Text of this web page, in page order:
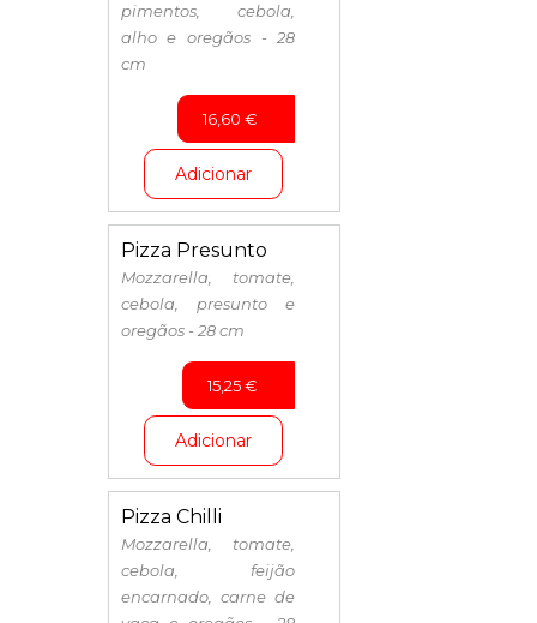
pimentos, cebola,
alho e oregãos - 28
cm
16,60 €
Adicionar
Pizza Presunto
Mozzarella, tomate,
cebola, presunto e
oregãos - 28 cm
15,25€
Adicionar
Pizza Chilli
Mozzarella, tomate,
cebola, feijão
encarnado, carne de